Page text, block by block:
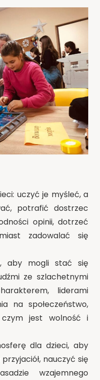
uczyć je myśleć, a
potrafić dostrzec
opinii, dotrzeć
zadowalać się
aby mogli stać się
ze szlachetnymi
liderami
na społeczeństwo,
jest wolność i
dla dzieci, aby
nauczyć się
wzajemnego